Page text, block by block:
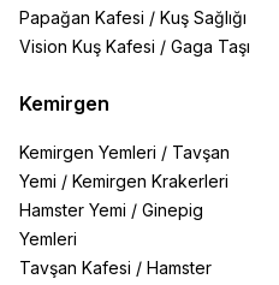
Papağan Kafesi / Kuş Sağlığı
Vision Kuş Kafesi / Gaga Taşı
Kemirgen
Kemirgen Yemleri / Tavşan
Yemi / Kemirgen Krakerleri
Hamster Yemi / Ginepig
Yemleri
Tavşan Kafesi / Hamster